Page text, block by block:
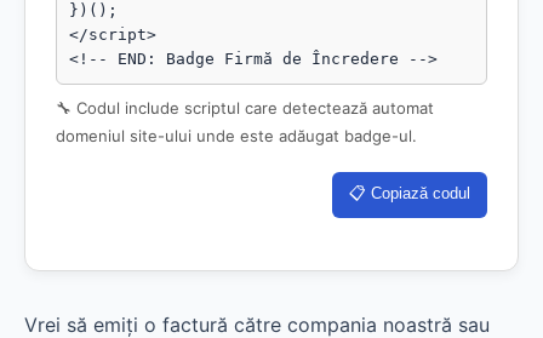
})();
</script>
<!-- END: Badge Firmă de Încredere -->
🔧 Codul include scriptul care detectează automat
domeniul site-ului unde este adăugat badge-ul.
📋 Copiază codul
Vrei să emiți o factură către compania noastră sau